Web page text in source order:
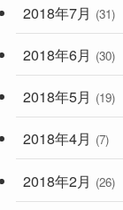
2018年7月 (31)
2018年6月 (30)
2018年5月 (19)
2018年4月 (7)
2018年2月 (26)